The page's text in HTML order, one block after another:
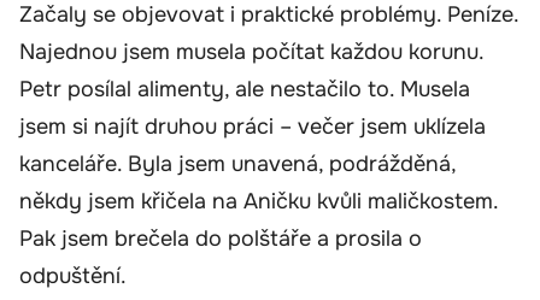
Začaly se objevovat i praktické problémy. Peníze.
Najednou jsem musela počítat každou korunu.
Petr posílal alimenty, ale nestačilo to. Musela
jsem si najít druhou práci – večer jsem uklízela
kanceláře. Byla jsem unavená, podrážděná,
někdy jsem křičela na Aničku kvůli maličkostem.
Pak jsem brečela do polštáře a prosila o
odpuštění.